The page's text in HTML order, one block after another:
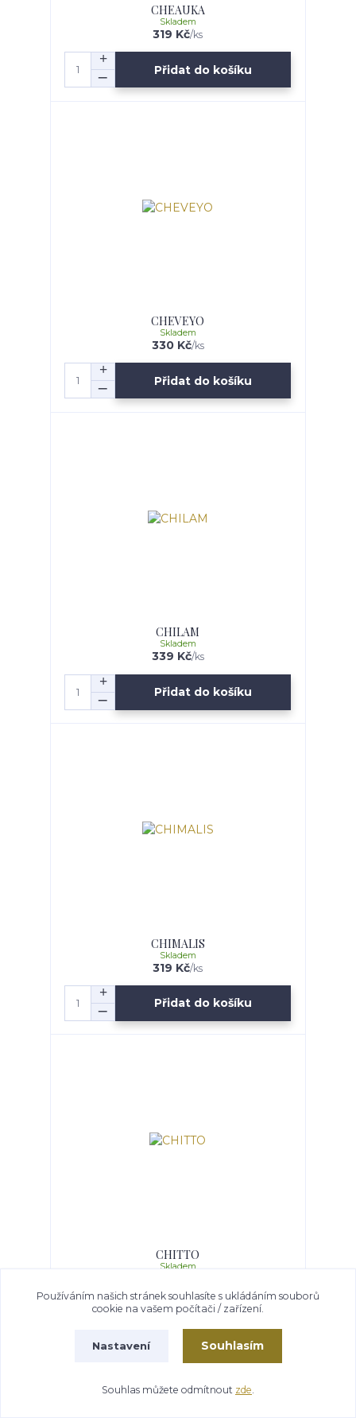
CHEAUKA
319 Kč/ks
Skladem
Přidat do košíku
CHEVEYO
330 Kč/ks
Skladem
Přidat do košíku
CHILAM
339 Kč/ks
Skladem
Přidat do košíku
CHIMALIS
319 Kč/ks
Skladem
Přidat do košíku
CHITTO
Skladem
Přidat do košíku
Používáním našich stránek souhlasíte s ukládáním souborů
cookie na vašem počítači / zařízení.
Nastavení Souhlasím
Souhlas můžete odmítnout zde